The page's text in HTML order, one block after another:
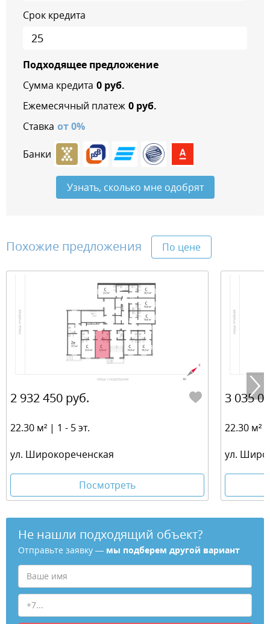
Срок кредита
Подходящее предложение
Сумма кредита 0руб.
Ежемесячный платеж 0руб.
Ставка от0%
Банки
Узнать, сколько мне одобрят
Похожие предложения По цене
2 932 450 руб.
22.30 м² | 1 - 5 эт.
ул. Широкореченская
Посмотреть
3 035
22.30 м² |
ул.
Не нашли подходящий объект?
Отправьте заявку — мы подберем другой вариант